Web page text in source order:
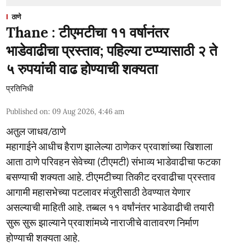
ठाणे
Thane : टीएमटीचा ११ वर्षानंतर
भाडेवाढीचा प्रस्ताव; पहिल्या टप्प्यासाठी २ ते
५ रुपयांची वाढ होण्याची शक्यता
प्रतिनिधी
Published on: 09 Aug 2026, 4:46 am
अतुल जाधव/ठाणे
महागाईने आधीच हैराण झालेल्या ठाणेकर प्रवाशांच्या खिशाला
आता ठाणे परिवहन सेवेच्या (टीएमटी) संभाव्य भाडेवाढीचा फटका
बसण्याची शक्यता आहे. टीएमटीच्या तिकीट दरवाढीचा प्रस्ताव
आगामी महासभेच्या पटलावर मंजुरीसाठी ठेवण्यात येणार
असल्याची माहिती आहे. तब्बल ११ वर्षांनंतर भाडेवाढीची तयारी
सुरू सुरू झाल्याने प्रवाशांमध्ये नाराजीचे वातावरण निर्माण
होण्याची शक्यता आहे.